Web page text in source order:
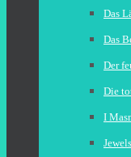
Das
Das
Der
Die
I
Jewels